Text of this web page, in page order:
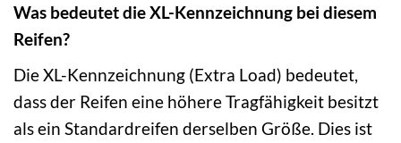
Was bedeutet die XL-Kennzeichnung bei diesem
Reifen?
Die XL-Kennzeichnung (Extra Load) bedeutet,
dass der Reifen eine höhere Tragfähigkeit besitzt
als ein Standardreifen derselben Größe. Dies ist